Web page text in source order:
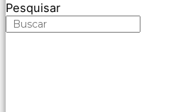
Pesquisar